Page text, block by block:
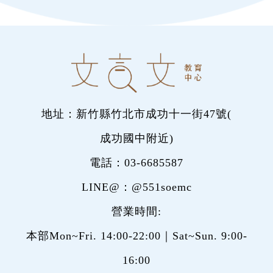
地址：新竹縣竹北市成功十一街47號(
成功國中附近)
電話： 03-6685587
LINE@： @551soemc
營業時間:
本部Mon~Fri. 14:00-22:00｜Sat~Sun. 9:00-
16:00